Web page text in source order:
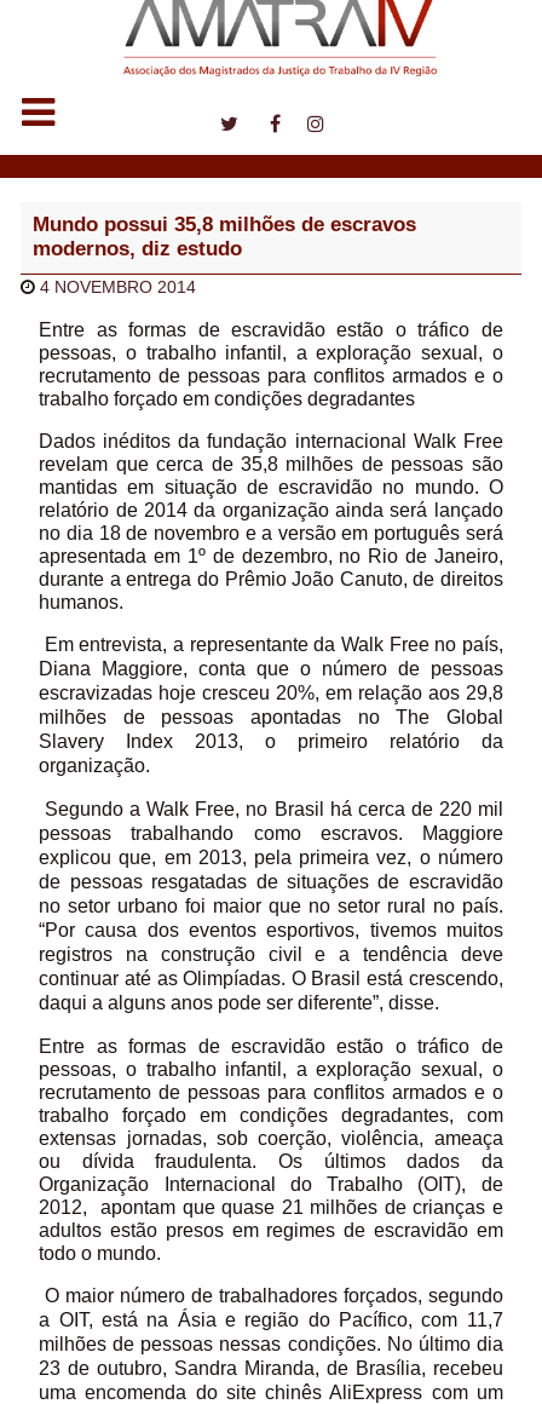
Mundo possui 35,8 milhões de escravos
modernos, diz estudo
4 NOVEMBRO 2014
Entre as formas de escravidão estão o tráfico de
pessoas, o trabalho infantil, a exploração sexual, o
recrutamento de pessoas para conflitos armados e o
trabalho forçado em condições degradantes
Dados inéditos da fundação internacional Walk Free
revelam que cerca de 35,8 milhões de pessoas são
mantidas em situação de escravidão no mundo. O
relatório de 2014 da organização ainda será lançado
no dia 18 de novembro e a versão em português será
apresentada em 1º de dezembro, no Rio de Janeiro,
durante a entrega do Prêmio João Canuto, de direitos
humanos.
Em entrevista, a representante da Walk Free no país,
Diana Maggiore, conta que o número de pessoas
escravizadas hoje cresceu 20%, em relação aos 29,8
milhões de pessoas apontadas no The Global
Slavery Index 2013, o primeiro relatório da
organização.
Segundo a Walk Free, no Brasil há cerca de 220 mil
pessoas trabalhando como escravos. Maggiore
explicou que, em 2013, pela primeira vez, o número
de pessoas resgatadas de situações de escravidão
no setor urbano foi maior que no setor rural no país.
“Por causa dos eventos esportivos, tivemos muitos
registros na construção civil e a tendência deve
continuar até as Olimpíadas. O Brasil está crescendo,
daqui a alguns anos pode ser diferente”, disse.
Entre as formas de escravidão estão o tráfico de
pessoas, o trabalho infantil, a exploração sexual, o
recrutamento de pessoas para conflitos armados e o
trabalho forçado em condições degradantes, com
extensas jornadas, sob coerção, violência, ameaça
ou dívida fraudulenta. Os últimos dados da
Organização Internacional do Trabalho (OIT), de
2012, apontam que quase 21 milhões de crianças e
adultos estão presos em regimes de escravidão em
todo o mundo.
O maior número de trabalhadores forçados, segundo
a OIT, está na Ásia e região do Pacífico, com 11,7
milhões de pessoas nessas condições. No último dia
23 de outubro, Sandra Miranda, de Brasília, recebeu
uma encomenda do site chinês AliExpress com um